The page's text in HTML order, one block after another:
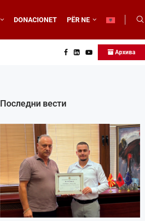
DONACIONET PËR NE
Архива
Последни вести